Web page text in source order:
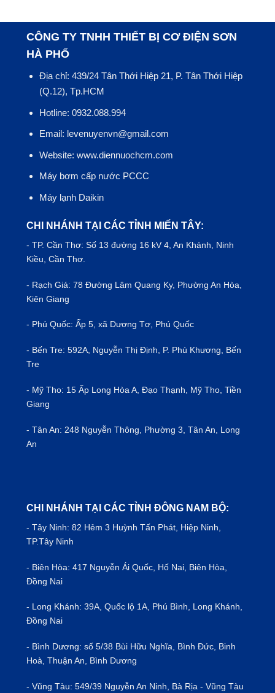
CÔNG TY TNHH THIẾT BỊ CƠ ĐIỆN SƠN
HÀ PHỐ
Địa chỉ: 439/24 Tân Thới Hiệp 21, P. Tân Thới Hiệp
(Q.12), Tp.HCM
Hotline: 0932.088.994
Email: levenuyenvn@gmail.com
Website: www.diennuochcm.com
Máy bơm cấp nước PCCC
Máy lạnh Daikin
CHI NHÁNH TẠI CÁC TỈNH MIẾN TÂY:
- TP.Cần Thơ: Số 13 đường 16 kV 4, An Khánh, Ninh
Kiều, Cần Thơ.
- Rạch Giá: 78 Đường Lâm Quang Ky, Phường An Hòa,
Kiên Giang
- Phú Quốc: Ấp 5, xã Dương Tơ, Phú Quốc
- Bến Tre: 592A, Nguyễn Thị Định, P. Phú Khương, Bến
Tre
- Mỹ Tho: 15 Ấp Long Hòa A, Đạo Thạnh, Mỹ Tho, Tiền
Giang
- Tân An: 248 Nguyễn Thông, Phường 3, Tân An, Long
An
CHI NHÁNH TẠI CÁC TỈNH ĐÔNG NAM BỘ:
- Tây Ninh: 82 Hẻm 3 Huỳnh Tấn Phát, Hiệp Ninh,
TP.Tây Ninh
- Biên Hòa: 417 Nguyễn Ái Quốc, Hố Nai, Biên Hòa,
Đồng Nai
- Long Khánh: 39A, Quốc lộ 1A, Phú Bình, Long Khánh,
Đồng Nai
- Bình Dương: số 5/38 Bùi Hữu Nghĩa, Bình Đức, Binh
Hoà, Thuận An, Bình Dương
- Vũng Tàu: 549/39 Nguyễn An Ninh, Bà Rịa - Vũng Tàu